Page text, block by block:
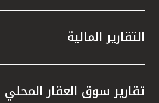
التقارير المالية
تقارير سوق العقار المحلي